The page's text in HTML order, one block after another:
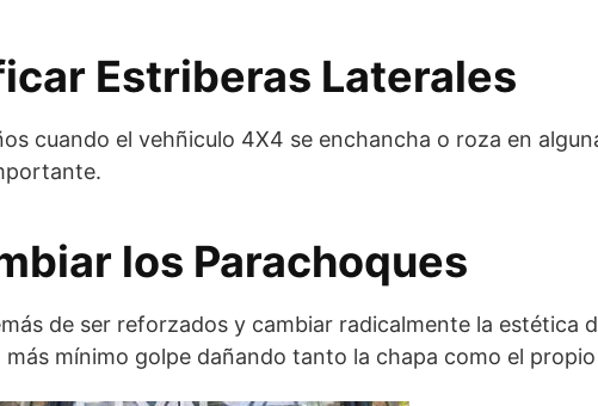
Estriberas Laterales
cuando el vehñiculo 4X4 se enchancha o roza en
los Parachoques
de ser reforzados y cambiar radicalmente la estética
mínimo golpe dañando tanto la chapa como el